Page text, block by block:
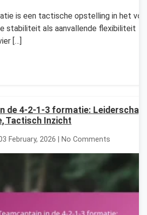
is een tactische opstelling in het
stabiliteit als aanvallende flexibiliteit
[…]
de 4-2-1-3 formatie: Leiderschap,
Tactisch Inzicht
February, 2026 | No Comments